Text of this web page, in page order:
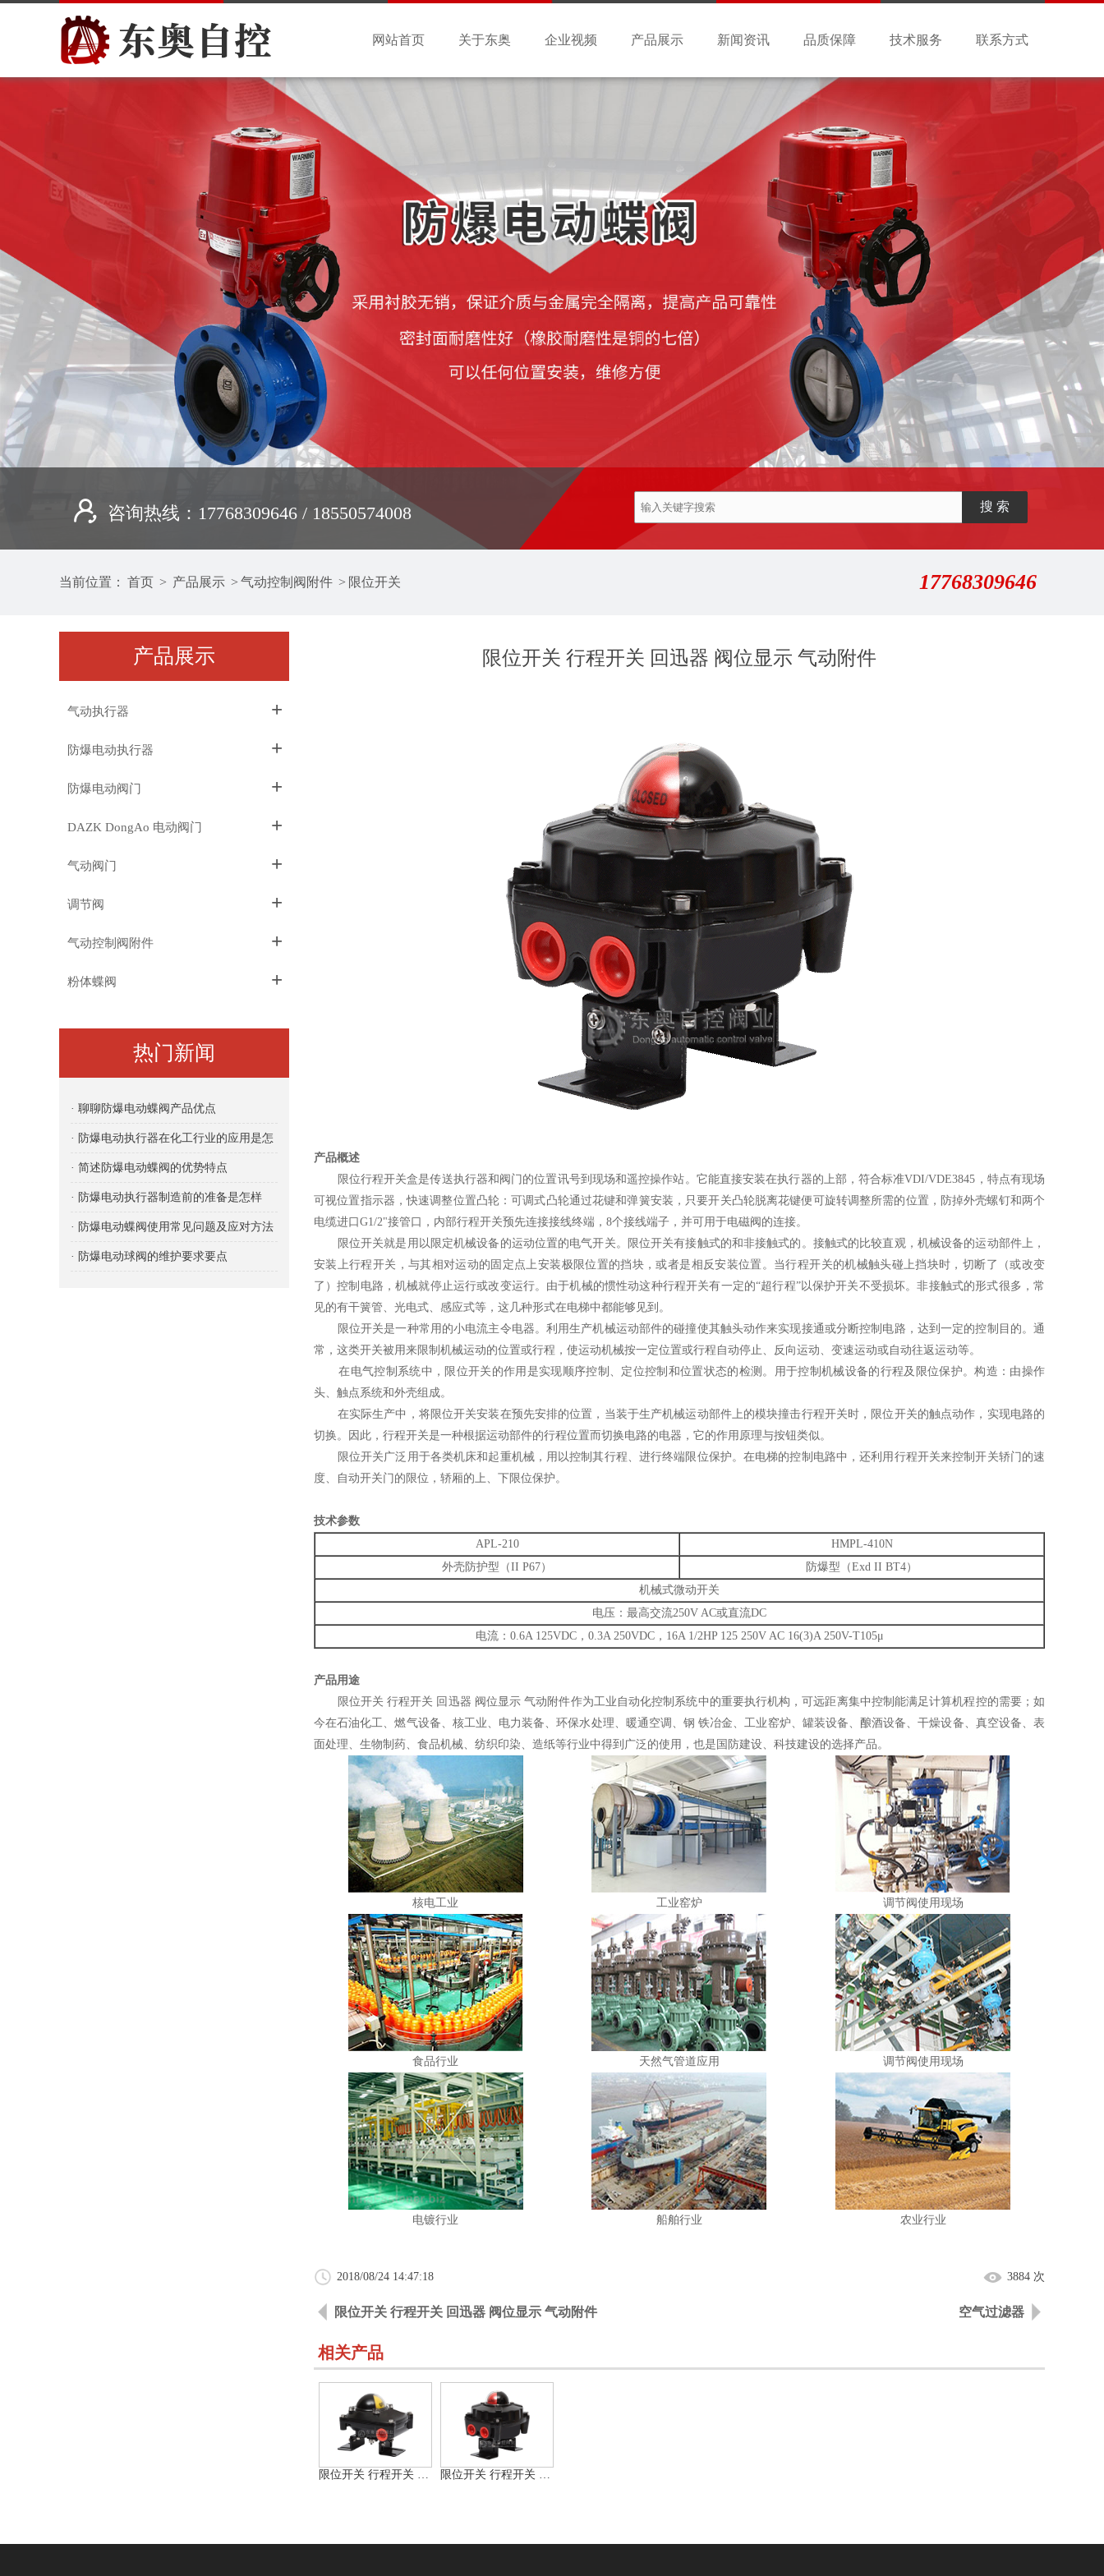
网站首页 关于东奥 企业视频 产品展示 新闻资讯 品质保障 技术服务 联系方式
咨询热线：17768309646 / 18550574008
17768309646
当前位置： 首页 > 产品展示 > 气动控制阀附件 > 限位开关
产品展示
气动执行器 +
防爆电动执行器 +
防爆电动阀门 +
DAZK DongAo 电动阀门 +
气动阀门 +
调节阀 +
气动控制阀附件 +
粉体蝶阀 +
热门新闻
· 聊聊防爆电动蝶阀产品优点
· 防爆电动执行器在化工行业的应用是怎
样的？
· 简述防爆电动蝶阀的优势特点
· 防爆电动执行器制造前的准备是怎样
的？
· 防爆电动蝶阀使用常见问题及应对方法
· 防爆电动球阀的维护要求要点
限位开关 行程开关 回迅器 阀位显示 气动附件
产品概述
限位行程开关盒是传送执行器和阀门的位置讯号到现场和遥控操作站。它能直接安装在执行器的上部，符合标准VDI/VDE3845，特点有现场
可视位置指示器，快速调整位置凸轮：可调式凸轮通过花键和弹簧安装，只要开关凸轮脱离花键便可旋转调整所需的位置，防掉外壳螺钉和两个
电缆进口G1/2"接管口，内部行程开关预先连接接线终端，8个接线端子，并可用于电磁阀的连接。
限位开关就是用以限定机械设备的运动位置的电气开关。限位开关有接触式的和非接触式的。接触式的比较直观，机械设备的运动部件上，
安装上行程开关，与其相对运动的固定点上安装极限位置的挡块，或者是相反安装位置。当行程开关的机械触头碰上挡块时，切断了（或改变
了）控制电路，机械就停止运行或改变运行。由于机械的惯性动这种行程开关有一定的“超行程”以保护开关不受损坏。非接触式的形式很多，常
见的有干簧管、光电式、感应式等，这几种形式在电梯中都能够见到。
限位开关是一种常用的小电流主令电器。利用生产机械运动部件的碰撞使其触头动作来实现接通或分断控制电路，达到一定的控制目的。通
常，这类开关被用来限制机械运动的位置或行程，使运动机械按一定位置或行程自动停止、反向运动、变速运动或自动往返运动等。
在电气控制系统中，限位开关的作用是实现顺序控制、定位控制和位置状态的检测。用于控制机械设备的行程及限位保护。构造：由操作
头、触点系统和外壳组成。
在实际生产中，将限位开关安装在预先安排的位置，当装于生产机械运动部件上的模块撞击行程开关时，限位开关的触点动作，实现电路的
切换。因此，行程开关是一种根据运动部件的行程位置而切换电路的电器，它的作用原理与按钮类似。
限位开关广泛用于各类机床和起重机械，用以控制其行程、进行终端限位保护。在电梯的控制电路中，还利用行程开关来控制开关轿门的速
度、自动开关门的限位，轿厢的上、下限位保护。
技术参数
APL-210
HMPL-410N
外壳防护型（II P67）
防爆型（Exd II BT4）
机械式微动开关
电压：最高交流250V AC或直流DC
电流：0.6A 125VDC，0.3A 250VDC，16A 1/2HP 125 250V AC 16(3)A 250V-T105μ
产品用途
限位开关 行程开关 回迅器 阀位显示 气动附件作为工业自动化控制系统中的重要执行机构，可远距离集中控制能满足计算机程控的需要；如
今在石油化工、燃气设备、核工业、电力装备、环保水处理、暖通空调、钢 铁冶金、工业窑炉、罐装设备、酿酒设备、干燥设备、真空设备、表
面处理、生物制药、食品机械、纺织印染、造纸等行业中得到广泛的使用，也是国防建设、科技建设的选择产品。
核电工业 工业窑炉 调节阀使用现场
食品行业 天然气管道应用 调节阀使用现场
电镀行业 船舶行业 农业行业
2018/08/24 14:47:18 3884 次
限位开关 行程开关 回迅器 阀位显示 气动附件 空气过滤器
相关产品